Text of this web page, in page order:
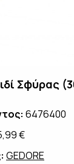
Σφύρας
6476400
€
GEDORE